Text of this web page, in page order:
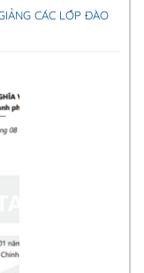
CÁC LỚP ĐÀO